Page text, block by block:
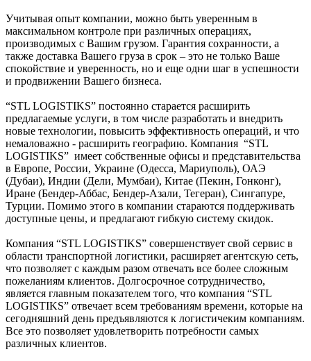
Учитывая опыт компании, можно быть уверенным в
максимальном контроле при различных операциях,
производимых с Вашим грузом. Гарантия сохранности, а
также доставка Вашего груза в срок – это не только Ваше
спокойствие и уверенность, но и еще одни шаг в успешности
и продвижении Вашего бизнеса.
“STL LOGISTIKS” постоянно старается расширить
предлагаемые услуги, в том числе разработать и внедрить
новые технологии, повысить эффективность операций, и что
немаловажно - расширить географию. Компания “STL
LOGISTIKS” имеет собственные офисы и представительства
в Европе, России, Украине (Одесса, Мариуполь), ОАЭ
(Дубаи), Индии (Дели, Мумбаи), Китае (Пекин, Гонконг),
Иране (Бендер-Аббас, Бендер-Азали, Тегеран), Сингапуре,
Турции. Помимо этого в компании стараются поддерживать
доступные цены, и предлагают гибкую систему скидок.
Компания “STL LOGISTIKS” совершенствует свой сервис в
области транспортной логистики, расширяет агентскую сеть,
что позволяет с каждым разом отвечать все более сложным
пожеланиям клиентов. Долгосрочное сотрудничество,
является главным показателем того, что компания “STL
LOGISTIKS” отвечает всем требованиям времени, которые на
сегодняшний день предъявляются к логистичеким компаниям.
Все это позволяет удовлетворить потребности самых
различных клиентов.